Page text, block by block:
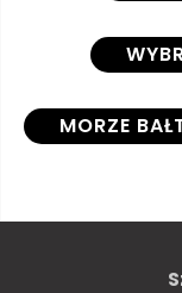
MORZE